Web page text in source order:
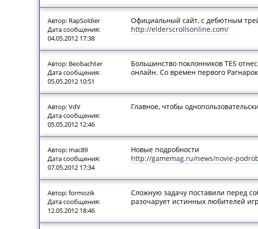
Автор: RapSoldier
Дата сообщения:
04.05.2012 17:38
Официальный сайт, с дебютным
http://elderscrollsonline.com/
Автор: Beobachter
Дата сообщения:
05.05.2012 10:51
Большинство поклонников TES
онлайн. Со времен первого
Автор: VdV
Дата сообщения:
05.05.2012 12:46
Главное, чтобы
Автор: mac89
Дата сообщения:
07.05.2012 17:34
Новые подробности
http://gamemag.ru/news/novie-
Автор: formozik
Дата сообщения:
12.05.2012 18:46
Сложную задачу поставили перед
разочарует истинных любителей